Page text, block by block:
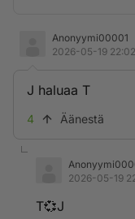
Anonyymi00001
2026-05-19
J haluaa T
4 Äänestä
2026-05-19
T💞J